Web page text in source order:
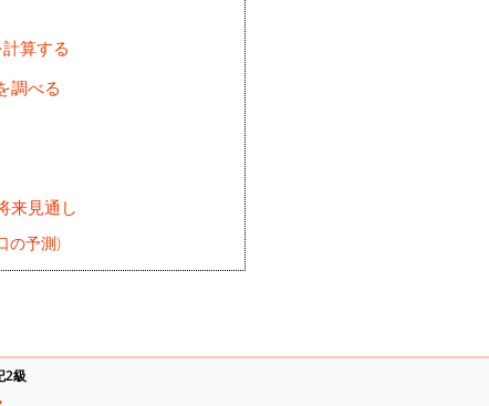
算する
調べる
来見通し
の予測)
2級